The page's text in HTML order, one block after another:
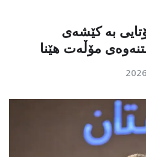
بە کێشەی
مۆڵەت هێنا